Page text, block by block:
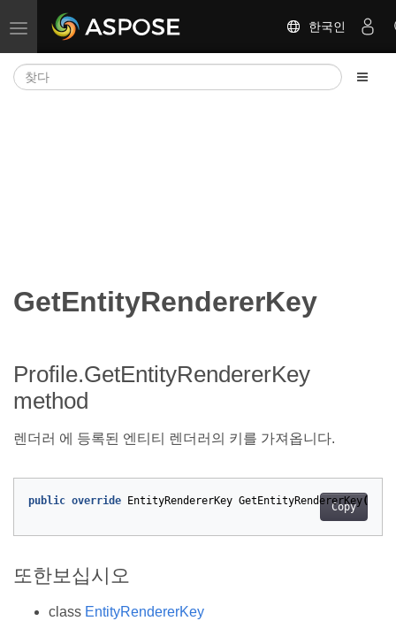
탐색 전환 한국인
GetEntityRendererKey
Profile.GetEntityRendererKey
method
렌더러 에 등록된 엔티티 렌더러의 키를 가져옵니다.
Copy
public override EntityRendererKey GetEntityRendererKey()
또한보십시오
class EntityRendererKey